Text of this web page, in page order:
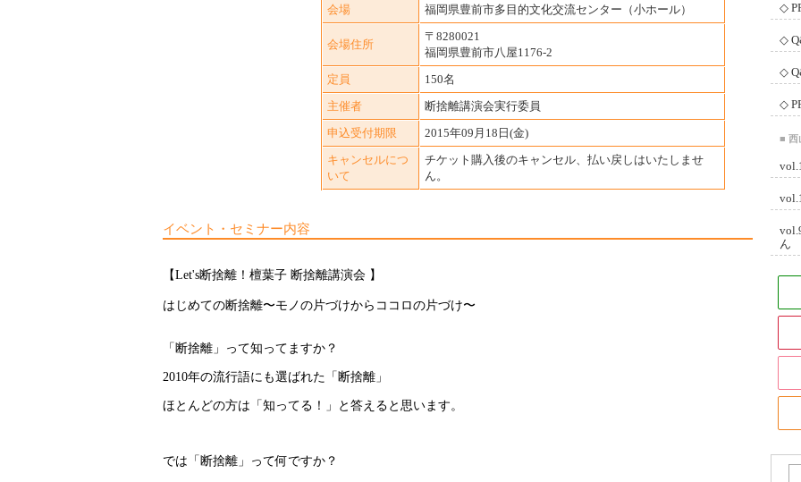
会場
福岡県豊前市多目的文化交流センター（小ホール）
会場住所
〒8280021
福岡県豊前市八屋1176-2
定員
150名
主催者
断捨離講演会実行委員
申込受付期限
2015年09月18日(金)
キャンセルにつ
いて
チケット購入後のキャンセル、払い戻しはいたしませ
ん。
イベント・セミナー内容
【Let's断捨離！檀葉子 断捨離講演会 】
はじめての断捨離〜モノの片づけからココロの片づけ〜
「断捨離」って知ってますか？
2010年の流行語にも選ばれた「断捨離」
ほとんどの方は「知ってる！」と答えると思います。
では「断捨離」って何ですか？
◇
◇
◇
◇
■ 西
ん